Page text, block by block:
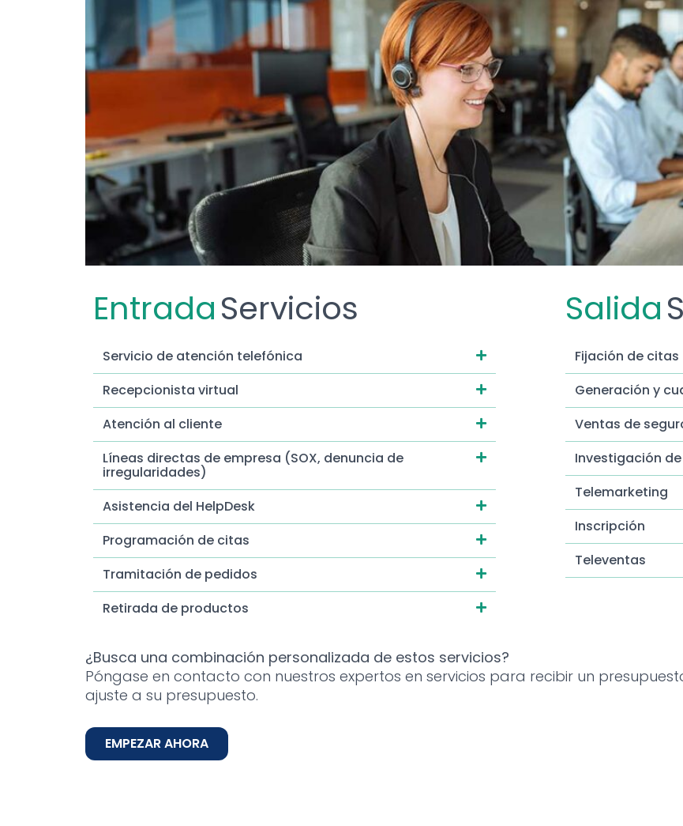
EntradaServicios
Servicio de atención telefónica
Recepcionista virtual
Atención al cliente
Líneas directas de empresa (SOX, denuncia de
irregularidades)
Asistencia del HelpDesk
Programación de citas
Tramitación de pedidos
Retirada de productos
Servicios de despacho
Chat en directo
Rastreo de contactos
Salida
Fijación de citas
Generación y
Ventas de
Investigación
Telemarketing
Inscripción
Televentas
¿Busca una combinación personalizada de estos servicios?
Póngase en contacto con nuestros expertos en servicios para recibir un
ajuste a su presupuesto.
EMPEZAR AHORA